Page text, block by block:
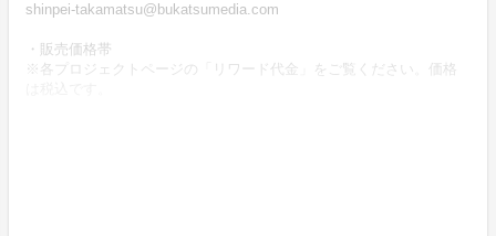
shinpei-takamatsu@bukatsumedia.com
・販売価格帯
※各プロジェクトページの「リワード代金」をご覧ください。価格